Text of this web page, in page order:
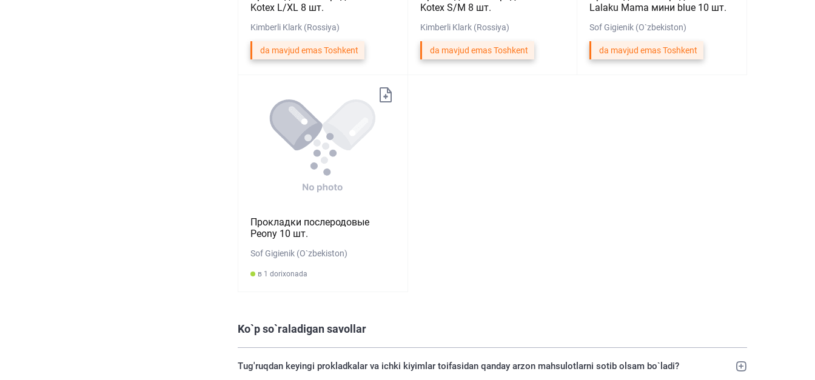
Kotex L/XL 8 шт.
Kimberli Klark (Rossiya)
da mavjud emas Toshkent
Kotex S/M 8 шт.
Kimberli Klark (Rossiya)
da mavjud emas Toshkent
Lalaku Mama мини blue 10 шт.
Sof Gigienik (O`zbekiston)
da mavjud emas Toshkent
Прокладки послеродовые
Peony 10 шт.
Sof Gigienik (O`zbekiston)
в 1 dorixonada
Ko`p so`raladigan savollar
Tug'ruqdan keyingi prokladkalar va ichki kiyimlar toifasidan qanday arzon mahsulotlarni sotib olsam bo`ladi?